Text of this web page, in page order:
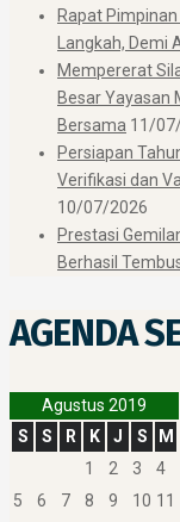
Rapat
Langkah, Demi
Mempererat
Besar Yayasan
Bersama 11/
Persiapan
Verifikasi dan
10/07/2026
Prestasi
Berhasil
AGENDA
Agustus 2019
S
S R K J S
M
1
2 3
4
5
6 7 8 9 10 11